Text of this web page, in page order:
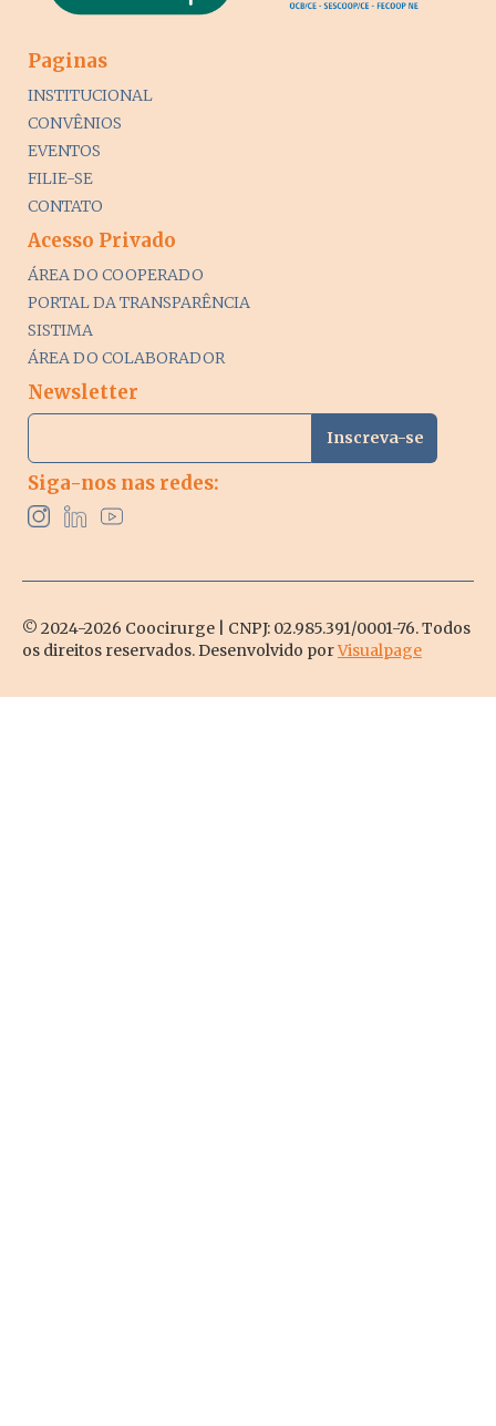
Paginas
INSTITUCIONAL
CONVÊNIOS
EVENTOS
FILIE-SE
CONTATO
Acesso Privado
ÁREA DO COOPERADO
PORTAL DA TRANSPARÊNCIA
SISTIMA
ÁREA DO COLABORADOR
Newsletter
Siga-nos nas redes:
© 2024-2026 Coocirurge | CNPJ: 02.985.391/0001-76. Todos
os direitos reservados. Desenvolvido porVisualpage